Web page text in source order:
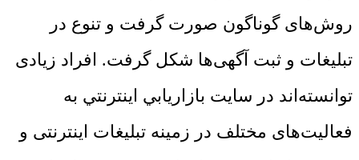
روش‌های گوناگون صورت گرفت و تنوع در
تبلیغات و ثبت آگهی‌ها شکل گرفت. افراد زیادی
توانسته‌اند در سايت بازاريابي اينترنتي به
فعالیت‌های مختلف در زمینه تبلیغات اینترنتی و